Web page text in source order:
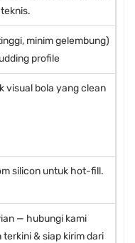
minim gelembung)
profile
visual bola yang clean
silicon untuk hot-fill.
— hubungi kami
& siap kirim dari